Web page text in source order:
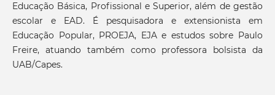
Educação Básica, Profissional e Superior, além de gestão
escolar e EAD. É pesquisadora e extensionista em
Educação Popular, PROEJA, EJA e estudos sobre Paulo
Freire, atuando também como professora bolsista da
UAB/Capes.